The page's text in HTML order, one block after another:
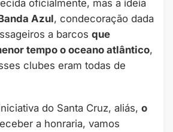
oficialmente, mas a ideia
Azul, condecoração dada
a barcos que
tempo o oceano atlântico,
clubes eram todas de
do Santa Cruz, aliás, o
a honraria, vamos